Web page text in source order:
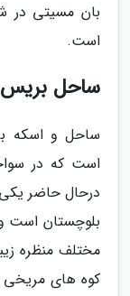
بان مسیتی در
است.
ساحل بریس
ساحل و اسکه
است که در
درحال حاضر
بلوچستان است
مختلف منظره
کوه های مریخی